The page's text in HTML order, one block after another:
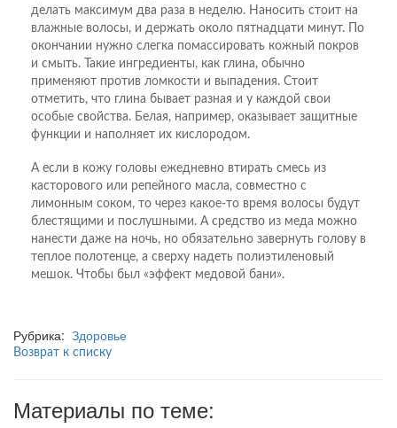
делать максимум два раза в неделю. Наносить стоит на
влажные волосы, и держать около пятнадцати минут. По
окончании нужно слегка помассировать кожный покров
и смыть. Такие ингредиенты, как глина, обычно
применяют против ломкости и выпадения. Стоит
отметить, что глина бывает разная и у каждой свои
особые свойства. Белая, например, оказывает защитные
функции и наполняет их кислородом.
А если в кожу головы ежедневно втирать смесь из
касторового или репейного масла, совместно с
лимонным соком, то через какое-то время волосы будут
блестящими и послушными. А средство из меда можно
нанести даже на ночь, но обязательно завернуть голову в
теплое полотенце, а сверху надеть полиэтиленовый
мешок. Чтобы был «эффект медовой бани».
Рубрика: Здоровье
Возврат к списку
Материалы по теме: